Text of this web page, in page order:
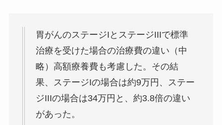
胃がんのステージIとステージIIIで標準
治療を受けた場合の治療費の違い（中
略）高額療養費も考慮した。その結
果、ステージIの場合は約9万円、ステー
ジIIIの場合は34万円と、約3.8倍の違い
があった。